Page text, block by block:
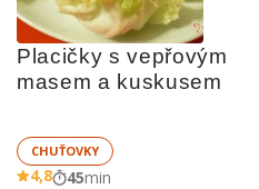
Placičky s vepřovým
masem a kuskusem
CHUŤOVKY
4,8 45min